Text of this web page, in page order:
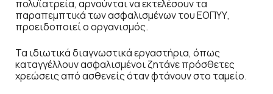
πολυϊατρεία, αρνούνται να εκτελέσουν τα
παραπεμπτικά των ασφαλισμένων του ΕΟΠΥΥ,
προειδοποιεί ο οργανισμός.
Τα ιδιωτικά διαγνωστικά εργαστήρια, όπως
καταγγέλλουν ασφαλισμένοι ζητάνε πρόσθετες
χρεώσεις από ασθενείς όταν φτάνουν στο ταμείο.